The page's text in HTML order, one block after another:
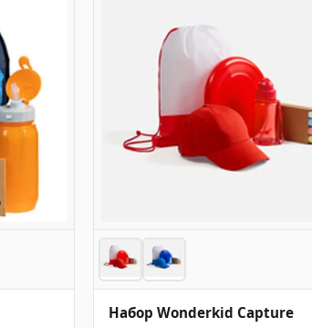
Набор Wonderkid Capture